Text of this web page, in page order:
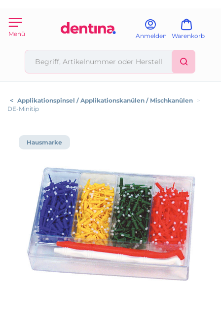
Menü Anmelden Warenkorb
< Applikationspinsel / Applikationskanülen / Mischkanülen >
DE-Minitip
Hausmarke